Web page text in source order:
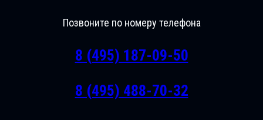
Позвоните по номеру телефона
8 (495) 187-09-50
8 (495) 488-70-32